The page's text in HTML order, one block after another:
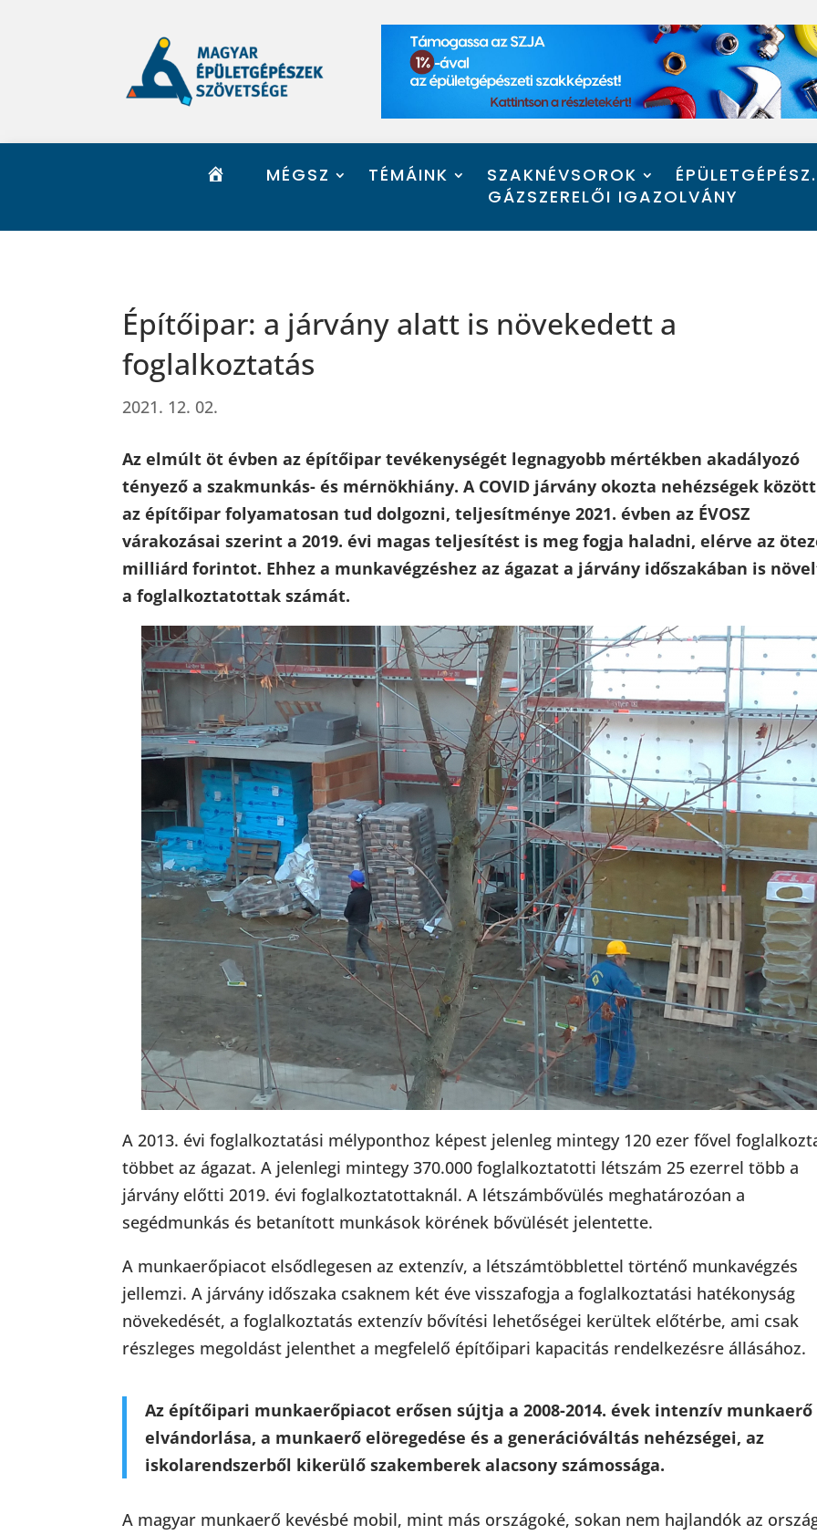
O
MÉGSZ TÉMÁINK SZAKNÉVSOROK
GÁZSZERELŐI IGAZOLVÁNY
Építőipar: a járvány alatt is növekedett a
foglalkoztatás
2021. 12. 02.
Az elmúlt öt évben az építőipar tevékenységét legnagyobb mértékben akadályozó
tényező a szakmunkás- és mérnökhiány. A COVID járvány okozta nehézségek
az építőipar folyamatosan tud dolgozni, teljesítménye 2021. évben az ÉVOSZ
várakozásai szerint a 2019. évi magas teljesítést is meg fogja haladni, elérve az
milliárd forintot. Ehhez a munkavégzéshez az ágazat a járvány időszakában is
a foglalkoztatottak számát.
A 2013. évi foglalkoztatási mélyponthoz képest jelenleg mintegy 120 ezer fővel
többet az ágazat. A jelenlegi mintegy 370.000 foglalkoztatotti létszám 25 ezerrel több a
járvány előtti 2019. évi foglalkoztatottaknál. A létszámbővülés meghatározóan a
segédmunkás és betanított munkások körének bővülését jelentette.
A munkaerőpiacot elsődlegesen az extenzív, a létszámtöbblettel történő munkavégzés
jellemzi. A járvány időszaka csaknem két éve visszafogja a foglalkoztatási hatékonyság
növekedését, a foglalkoztatás extenzív bővítési lehetőségei kerültek előtérbe, ami csak
részleges megoldást jelenthet a megfelelő építőipari kapacitás rendelkezésre állásához.
Az építőipari munkaerőpiacot erősen sújtja a 2008-2014. évek intenzív munkaerő
elvándorlása, a munkaerő elöregedése és a generációváltás nehézségei, az
iskolarendszerből kikerülő szakemberek alacsony számossága.
A magyar munkaerő kevésbé mobil, mint más országoké, sokan nem hajlandók az